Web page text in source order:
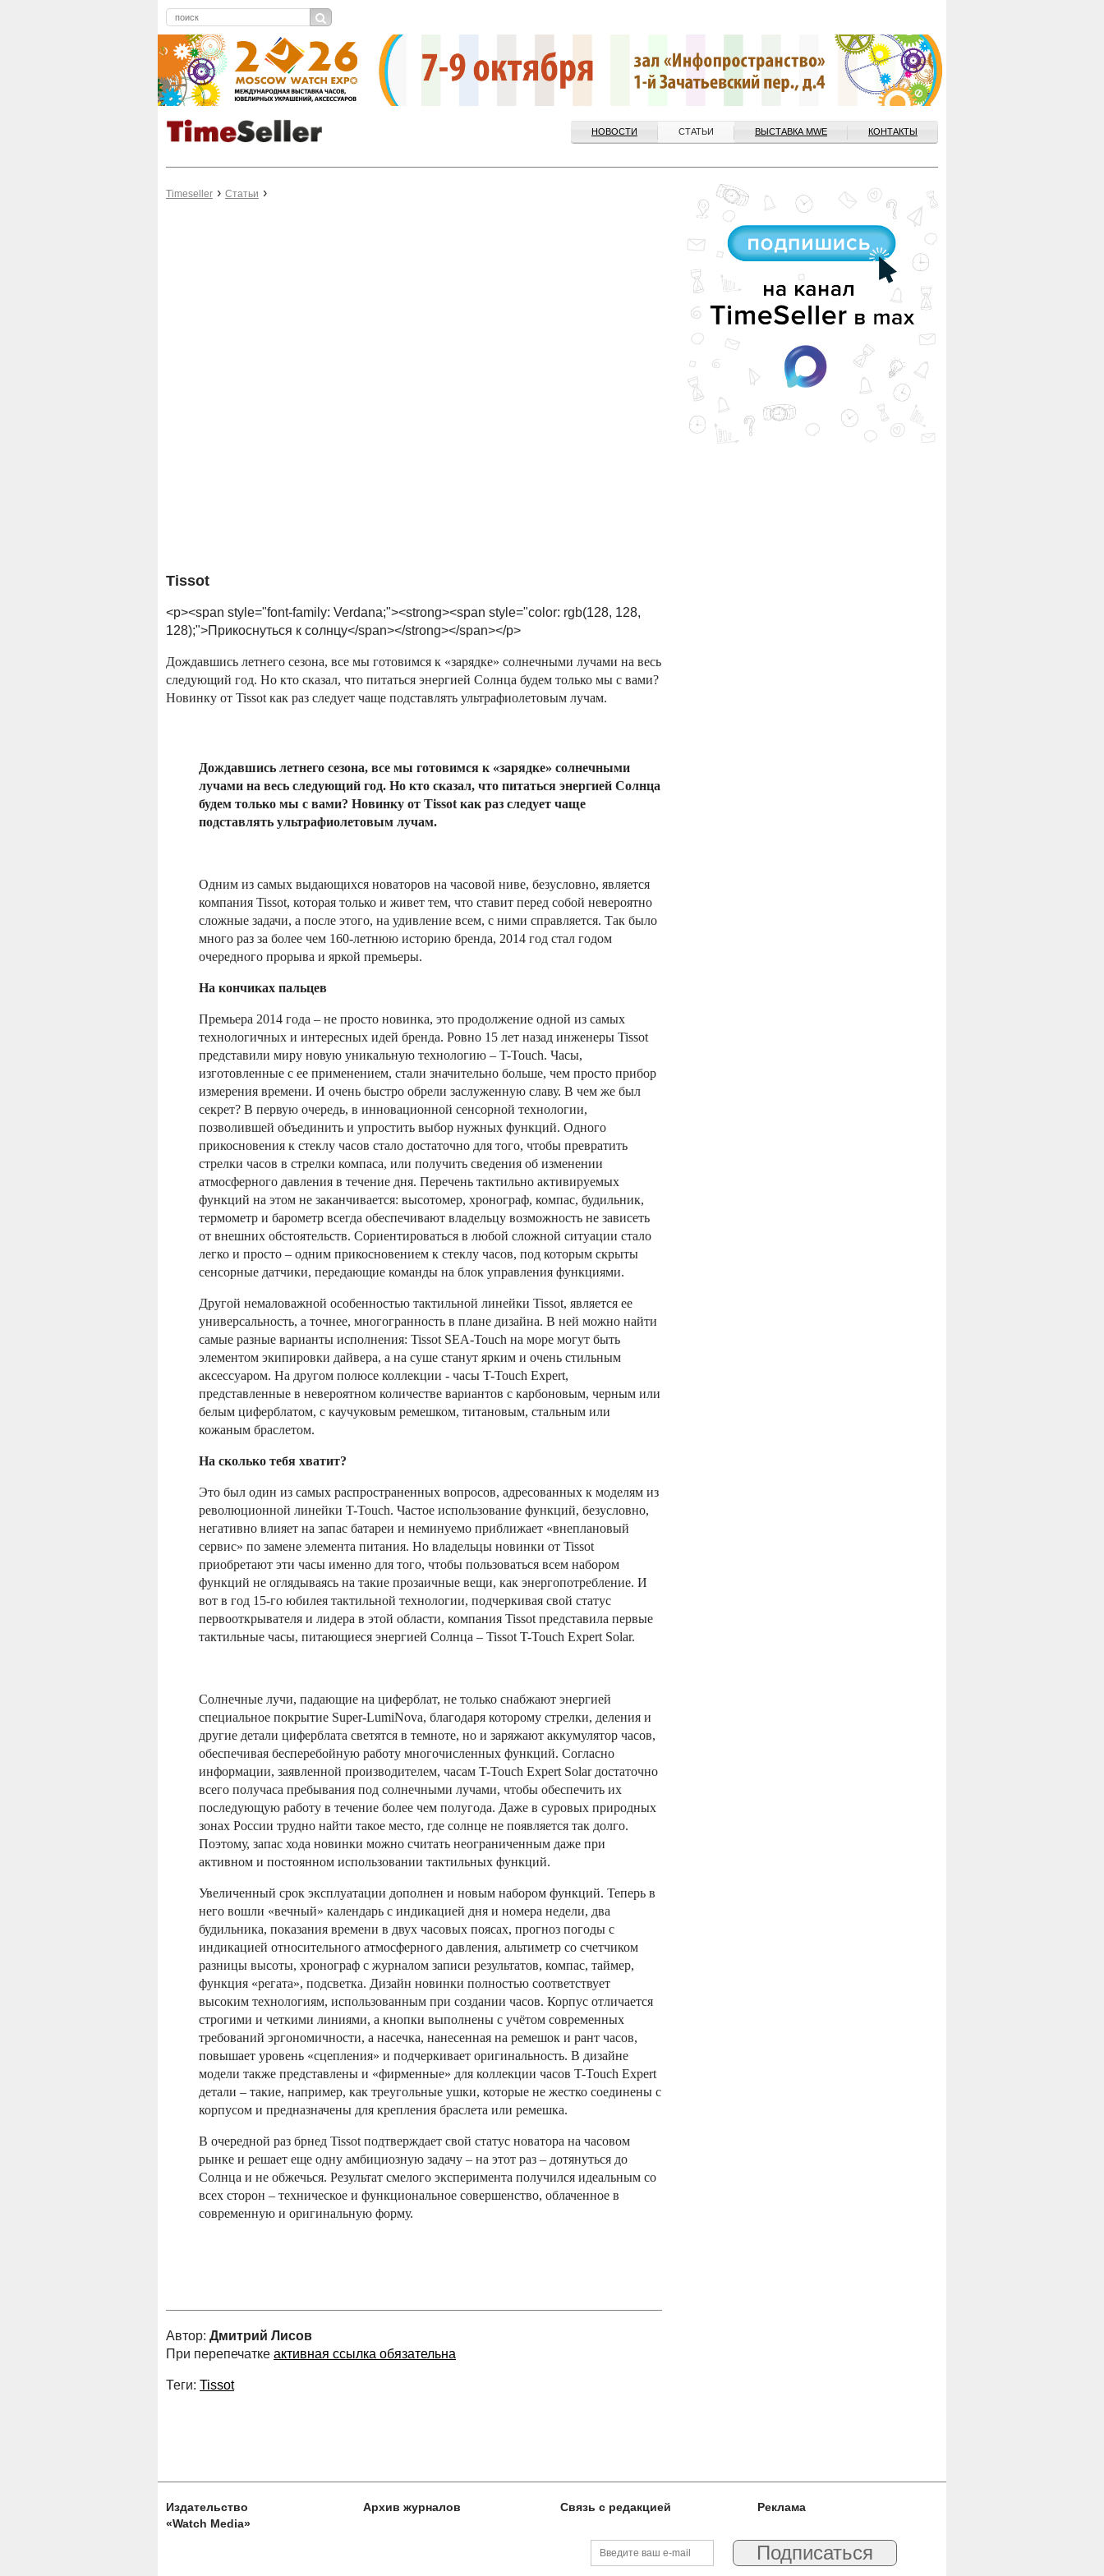
НОВОСТИ СТАТЬИ ВЫСТАВКА MWE КОНТАКТЫ
Timeseller Статьи
Tissot
<p><span style="font-family: Verdana;"><strong><span style="color: rgb(128, 128,
128);">Прикоснуться к солнцу</span></strong></span></p>
Дождавшись летнего сезона, все мы готовимся к «зарядке» солнечными лучами на весь
следующий год. Но кто сказал, что питаться энергией Солнца будем только мы с вами?
Новинку от Tissot как раз следует чаще подставлять ультрафиолетовым лучам.
Дождавшись летнего сезона, все мы готовимся к «зарядке» солнечными
лучами на весь следующий год. Но кто сказал, что питаться энергией Солнца
будем только мы с вами? Новинку от Tissot как раз следует чаще
подставлять ультрафиолетовым лучам.
Одним из самых выдающихся новаторов на часовой ниве, безусловно, является
компания Tissot, которая только и живет тем, что ставит перед собой невероятно
сложные задачи, а после этого, на удивление всем, с ними справляется. Так было
много раз за более чем 160-летнюю историю бренда, 2014 год стал годом
очередного прорыва и яркой премьеры.
На кончиках пальцев
Премьера 2014 года – не просто новинка, это продолжение одной из самых
технологичных и интересных идей бренда. Ровно 15 лет назад инженеры Tissot
представили миру новую уникальную технологию – T-Touch. Часы,
изготовленные с ее применением, стали значительно больше, чем просто прибор
измерения времени. И очень быстро обрели заслуженную славу. В чем же был
секрет? В первую очередь, в инновационной сенсорной технологии,
позволившей объединить и упростить выбор нужных функций. Одного
прикосновения к стеклу часов стало достаточно для того, чтобы превратить
стрелки часов в стрелки компаса, или получить сведения об изменении
атмосферного давления в течение дня. Перечень тактильно активируемых
функций на этом не заканчивается: высотомер, хронограф, компас, будильник,
термометр и барометр всегда обеспечивают владельцу возможность не зависеть
от внешних обстоятельств. Сориентироваться в любой сложной ситуации стало
легко и просто – одним прикосновением к стеклу часов, под которым скрыты
сенсорные датчики, передающие команды на блок управления функциями.
Другой немаловажной особенностью тактильной линейки Tissot, является ее
универсальность, а точнее, многогранность в плане дизайна. В ней можно найти
самые разные варианты исполнения: Tissot SEA-Touch на море могут быть
элементом экипировки дайвера, а на суше станут ярким и очень стильным
аксессуаром. На другом полюсе коллекции - часы T-Touch Expert,
представленные в невероятном количестве вариантов с карбоновым, черным или
белым циферблатом, с каучуковым ремешком, титановым, стальным или
кожаным браслетом.
На сколько тебя хватит?
Это был один из самых распространенных вопросов, адресованных к моделям из
революционной линейки T-Touch. Частое использование функций, безусловно,
негативно влияет на запас батареи и неминуемо приближает «внеплановый
сервис» по замене элемента питания. Но владельцы новинки от Tissot
приобретают эти часы именно для того, чтобы пользоваться всем набором
функций не оглядываясь на такие прозаичные вещи, как энергопотребление. И
вот в год 15-го юбилея тактильной технологии, подчеркивая свой статус
первооткрывателя и лидера в этой области, компания Tissot представила первые
тактильные часы, питающиеся энергией Солнца – Tissot T-Touch Expert Solar.
Солнечные лучи, падающие на циферблат, не только снабжают энергией
специальное покрытие Super-LumiNova, благодаря которому стрелки, деления и
другие детали циферблата светятся в темноте, но и заряжают аккумулятор часов,
обеспечивая бесперебойную работу многочисленных функций. Согласно
информации, заявленной производителем, часам T-Touch Expert Solar достаточно
всего получаса пребывания под солнечными лучами, чтобы обеспечить их
последующую работу в течение более чем полугода. Даже в суровых природных
зонах России трудно найти такое место, где солнце не появляется так долго.
Поэтому, запас хода новинки можно считать неограниченным даже при
активном и постоянном использовании тактильных функций.
Увеличенный срок эксплуатации дополнен и новым набором функций. Теперь в
него вошли «вечный» календарь с индикацией дня и номера недели, два
будильника, показания времени в двух часовых поясах, прогноз погоды с
индикацией относительного атмосферного давления, альтиметр со счетчиком
разницы высоты, хронограф с журналом записи результатов, компас, таймер,
функция «регата», подсветка. Дизайн новинки полностью соответствует
высоким технологиям, использованным при создании часов. Корпус отличается
строгими и четкими линиями, а кнопки выполнены с учётом современных
требований эргономичности, а насечка, нанесенная на ремешок и рант часов,
повышает уровень «сцепления» и подчеркивает оригинальность. В дизайне
модели также представлены и «фирменные» для коллекции часов T-Touch Expert
детали – такие, например, как треугольные ушки, которые не жестко соединены с
корпусом и предназначены для крепления браслета или ремешка.
В очередной раз брнед Tissot подтверждает свой статус новатора на часовом
рынке и решает еще одну амбициозную задачу – на этот раз – дотянуться до
Солнца и не обжечься. Результат смелого эксперимента получился идеальным со
всех сторон – техническое и функциональное совершенство, облаченное в
современную и оригинальную форму.
Автор: Дмитрий Лисов
При перепечатке активная ссылка обязательна
Теги: Tissot
Издательство
«Watch Media»
Архив журналов Связь с редакцией Реклама